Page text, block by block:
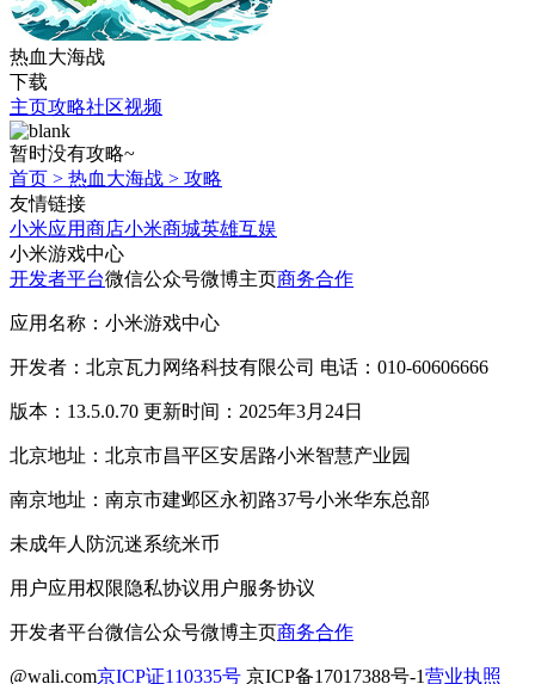
热血大海战
下载
主页攻略社区视频
暂时没有攻略~
首页 > 热血大海战 > 攻略
友情链接
小米应用商店小米商城英雄互娱
小米游戏中心
开发者平台微信公众号微博主页商务合作
应用名称：小米游戏中心
开发者：北京瓦力网络科技有限公司 电话：010-60606666
版本：13.5.0.70 更新时间：2025年3月24日
北京地址：北京市昌平区安居路小米智慧产业园
南京地址：南京市建邺区永初路37号小米华东总部
未成年人防沉迷系统米币
用户应用权限隐私协议用户服务协议
开发者平台微信公众号微博主页商务合作
@wali.com京ICP证110335号 京ICP备17017388号-1营业执照